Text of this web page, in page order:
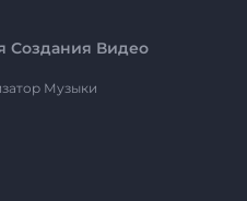
Создания Видео
Музыки